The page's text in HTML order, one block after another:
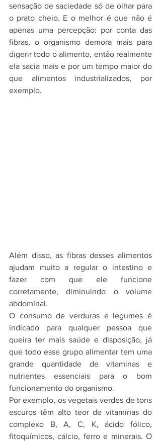
sensação de saciedade só de olhar para
o prato cheio. E o melhor é que não é
apenas uma percepção: por conta das
fibras, o organismo demora mais para
digerir todo o alimento, então realmente
ela sacia mais e por um tempo maior do
que alimentos industrializados, por
exemplo.
Além disso, as fibras desses alimentos
ajudam muito a regular o intestino e
fazer com que ele funcione
corretamente, diminuindo o volume
abdominal.
O consumo de verduras e legumes é
indicado para qualquer pessoa que
queira ter mais saúde e disposição, já
que todo esse grupo alimentar tem uma
grande quantidade de vitaminas e
nutrientes essenciais para o bom
funcionamento do organismo.
Por exemplo, os vegetais verdes de tons
escuros têm alto teor de vitaminas do
complexo B, A, C, K, ácido fólico,
fitoquímicos, cálcio, ferro e minerais. O